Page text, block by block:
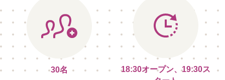
30名
18:30オープン、19:30ス